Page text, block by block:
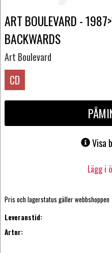
ART BOULEVARD -
BACKWARDS
Art Boulevard
CD
Visa
Lägg i
Pris och lagerstatus gäller webbshoppen
Leveranstid:
Artnr: